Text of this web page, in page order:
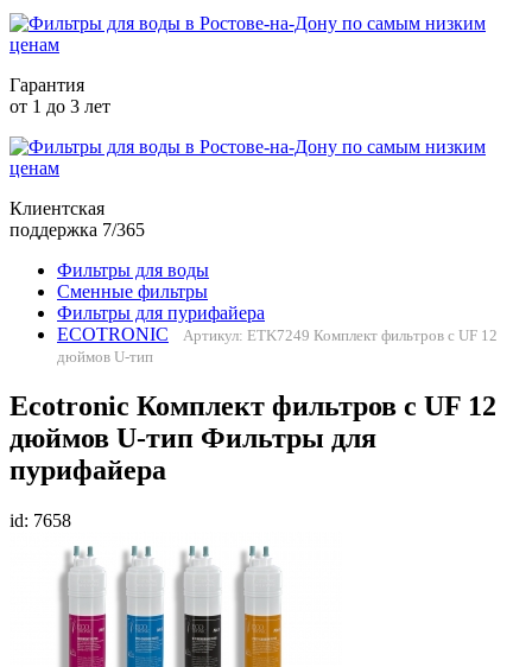
Гарантия
от 1 до 3 лет
Клиентская
поддержка 7/365
Фильтры для воды
Сменные фильтры
Фильтры для пурифайера
ECOTRONIC
Артикул: ETK7249 Комплект фильтров c UF 12
дюймов U-тип
Ecotronic Комплект фильтров c UF 12
дюймов U-тип Фильтры для
пурифайера
id: 7658